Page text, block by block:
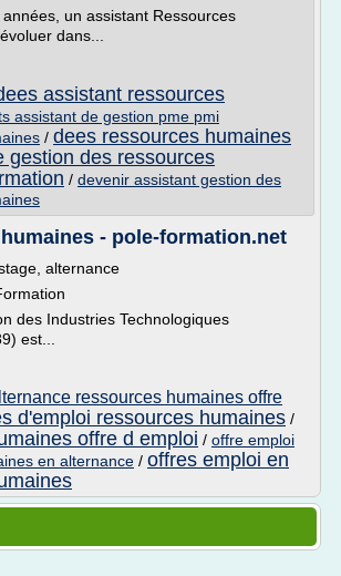
un assistant Ressources
dans...
assistant ressources
assistant de gestion pme pmi
/ dees ressources humaines
gestion des ressources
/ devenir assistant gestion des
- pole-formation.net
alternance
des Industries Technologiques
est...
ressources humaines offre
d'emploi ressources humaines /
offre d emploi / offre emploi
en alternance / offres emploi en